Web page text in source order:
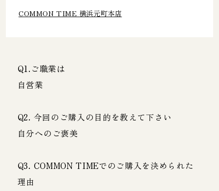
COMMON TIME 横浜元町本店
Q1.ご職業は
自営業
Q2. 今回のご購入の目的を教えて下さい
自分へのご褒美
Q3. COMMON TIMEでのご購入を決められた
理由